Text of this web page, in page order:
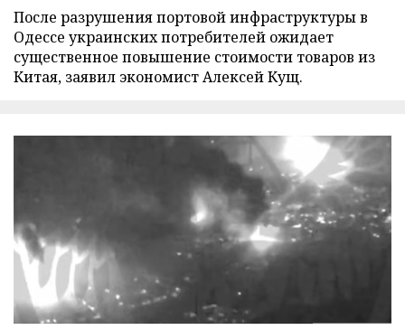
После разрушения портовой инфраструктуры в
Одессе украинских потребителей ожидает
существенное повышение стоимости товаров из
Китая, заявил экономист Алексей Кущ.